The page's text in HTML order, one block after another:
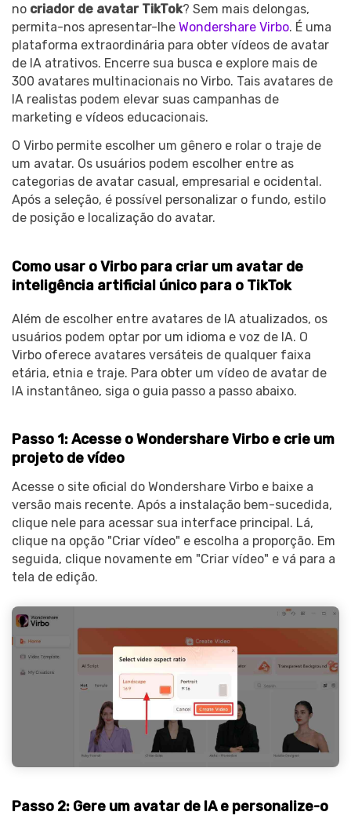
no criador de avatar TikTok? Sem mais delongas,
permita-nos apresentar-lhe Wondershare Virbo. É uma
plataforma extraordinária para obter vídeos de avatar
de IA atrativos. Encerre sua busca e explore mais de
300 avatares multinacionais no Virbo. Tais avatares de
IA realistas podem elevar suas campanhas de
marketing e vídeos educacionais.
O Virbo permite escolher um gênero e rolar o traje de
um avatar. Os usuários podem escolher entre as
categorias de avatar casual, empresarial e ocidental.
Após a seleção, é possível personalizar o fundo, estilo
de posição e localização do avatar.
Como usar o Virbo para criar um avatar de
inteligência artificial único para o TikTok
Além de escolher entre avatares de IA atualizados, os
usuários podem optar por um idioma e voz de IA. O
Virbo oferece avatares versáteis de qualquer faixa
etária, etnia e traje. Para obter um vídeo de avatar de
IA instantâneo, siga o guia passo a passo abaixo.
Passo 1: Acesse o Wondershare Virbo e crie um
projeto de vídeo
Acesse o site oficial do Wondershare Virbo e baixe a
versão mais recente. Após a instalação bem-sucedida,
clique nele para acessar sua interface principal. Lá,
clique na opção "Criar vídeo" e escolha a proporção. Em
seguida, clique novamente em "Criar vídeo" e vá para a
tela de edição.
Passo 2: Gere um avatar de IA e personalize-o